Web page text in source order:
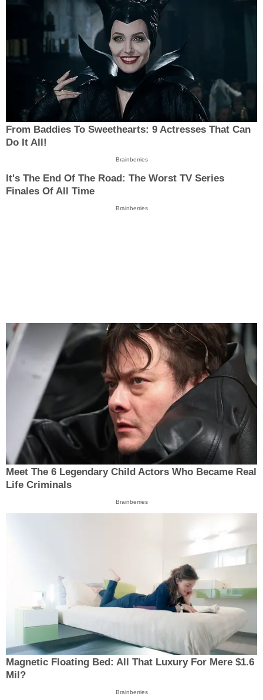
From Baddies To Sweethearts: 9 Actresses That Can
Do It All!
Brainberries
It's The End Of The Road: The Worst TV Series
Finales Of All Time
Brainberries
Meet The 6 Legendary Child Actors Who Became Real
Life Criminals
Brainberries
Magnetic Floating Bed: All That Luxury For Mere $1.6
Mil?
Brainberries